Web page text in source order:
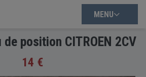
MENU
de position CITROEN 2CV
14 €